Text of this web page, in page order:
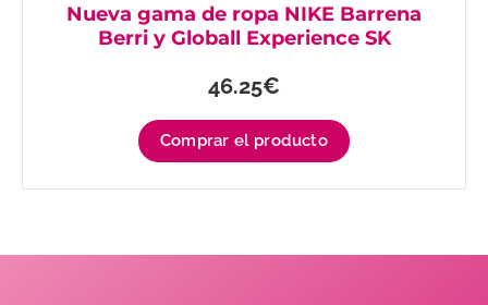
Nueva gama de ropa NIKE Barrena
Berri y Globall Experience SK
46.25€
Comprar el producto